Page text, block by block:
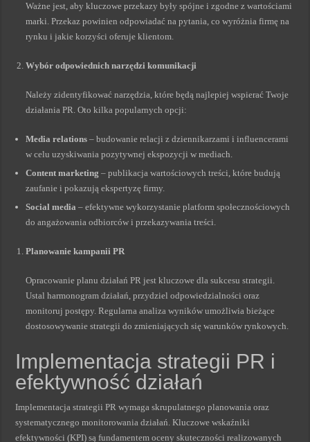
Ważne jest, aby kluczowe przekazy były spójne i zgodne z wartościami
marki. Przekaz powinien odpowiadać na pytania, co wyróżnia firmę na
rynku i jakie korzyści oferuje klientom.
Wybór odpowiednich narzędzi komunikacji
Należy zidentyfikować narzędzia, które będą najlepiej wspierać Twoje
działania PR. Oto kilka popularnych opcji:
Media relations – budowanie relacji z dziennikarzami i influencerami
w celu uzyskiwania pozytywnej ekspozycji w mediach.
Content marketing – publikacja wartościowych treści, które budują
zaufanie i pokazują ekspertyzę firmy.
Social media – efektywne wykorzystanie platform społecznościowych
do angażowania odbiorców i przekazywania treści.
Planowanie kampanii PR
Opracowanie planu działań PR jest kluczowe dla sukcesu strategii.
Ustal harmonogram działań, przydziel odpowiedzialności oraz
monitoruj postępy. Regularna analiza wyników umożliwia bieżące
dostosowywanie strategii do zmieniających się warunków rynkowych.
Implementacja strategii PR i
efektywność działań
Implementacja strategii PR wymaga skrupulatnego planowania oraz
systematycznego monitorowania działań. Kluczowe wskaźniki
efektywności (KPI) są fundamentem oceny skuteczności realizowanych